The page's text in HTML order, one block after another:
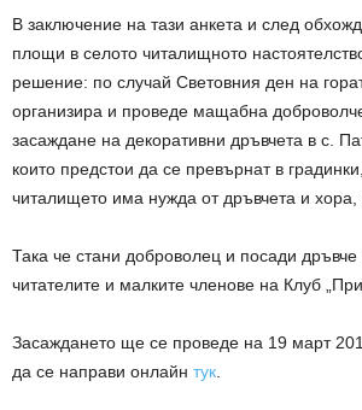
В заключение на тази анкета и след
площи в селото читалищното
решение: по случай Световния ден на
организира и проведе мащабна
засаждане на декоративни дръвчета в с.
които предстои да се превърнат в
читалището има нужда от дръвчета и хора,
Така че стани доброволец и посади
читателите и малките членове на Клуб
Засаждането ще се проведе на 19 март
да се направи онлайн тук